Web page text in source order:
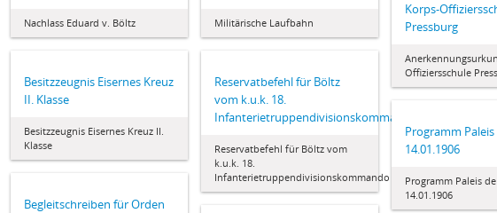
Nachlass Eduard v. Böltz Militärische Laufbahn
Korps-
Pressburg
Offiziersschule
Besitzzeugnis Eisernes Kreuz
II. Klasse
Besitzzeugnis Eisernes Kreuz II.
Klasse
Reservatbefehl für Böltz
vom k.u.k. 18.
Infanterietruppendivisionskommando
Reservatbefehl für Böltz vom
k.u.k. 18.
Infanterietruppendivisionskommando
Programm
14.01.1906
Programm Paleis
14.01.1906
Begleitschreiben für Orden